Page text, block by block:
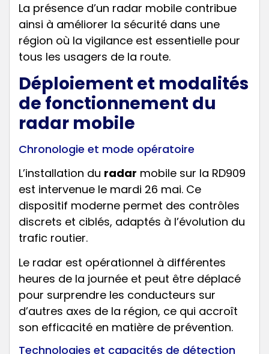
La présence d’un radar mobile contribue
ainsi à améliorer la sécurité dans une
région où la vigilance est essentielle pour
tous les usagers de la route.
Déploiement et modalités
de fonctionnement du
radar mobile
Chronologie et mode opératoire
L’installation du radar mobile sur la RD909
est intervenue le mardi 26 mai. Ce
dispositif moderne permet des contrôles
discrets et ciblés, adaptés à l’évolution du
trafic routier.
Le radar est opérationnel à différentes
heures de la journée et peut être déplacé
pour surprendre les conducteurs sur
d’autres axes de la région, ce qui accroît
son efficacité en matière de prévention.
Technologies et capacités de détection